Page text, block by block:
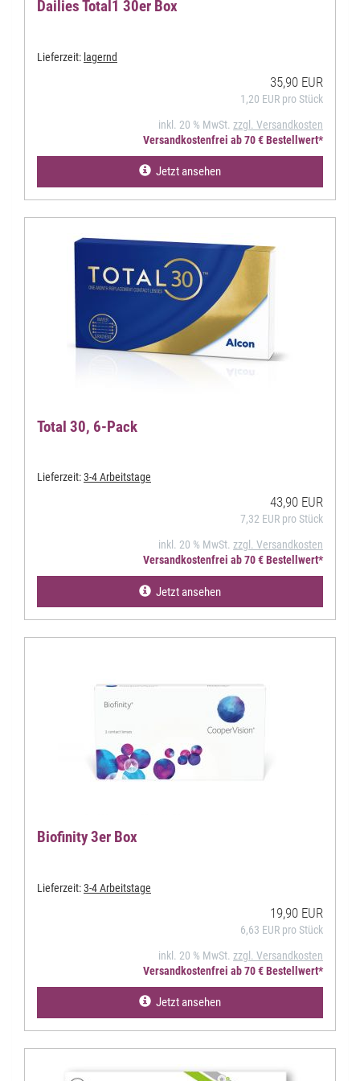
Dailies Total1 30er Box
Lieferzeit: lagernd
35,90 EUR
1,20 EUR pro Stück
inkl. 20 % MwSt. zzgl. Versandkosten
Versandkostenfrei ab 70 € Bestellwert*
Jetzt ansehen
Total 30, 6-Pack
Lieferzeit:3-4 Arbeitstage
43,90 EUR
7,32 EUR pro Stück
inkl. 20 % MwSt. zzgl. Versandkosten
Versandkostenfrei ab 70 € Bestellwert*
Jetzt ansehen
Biofinity 3er Box
Lieferzeit:3-4 Arbeitstage
19,90 EUR
6,63 EUR pro Stück
inkl. 20 % MwSt. zzgl. Versandkosten
Versandkostenfrei ab 70 € Bestellwert*
Jetzt ansehen